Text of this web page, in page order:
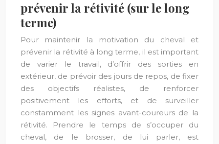
prévenir la rétivité (sur le long
terme)
Pour maintenir la motivation du cheval et
prévenir la rétivité à long terme, il est important
de varier le travail, d’offrir des sorties en
extérieur, de prévoir des jours de repos, de fixer
des objectifs réalistes, de renforcer
positivement les efforts, et de surveiller
constamment les signes avant-coureurs de la
rétivité. Prendre le temps de s’occuper du
cheval, de le brosser, de lui parler, est